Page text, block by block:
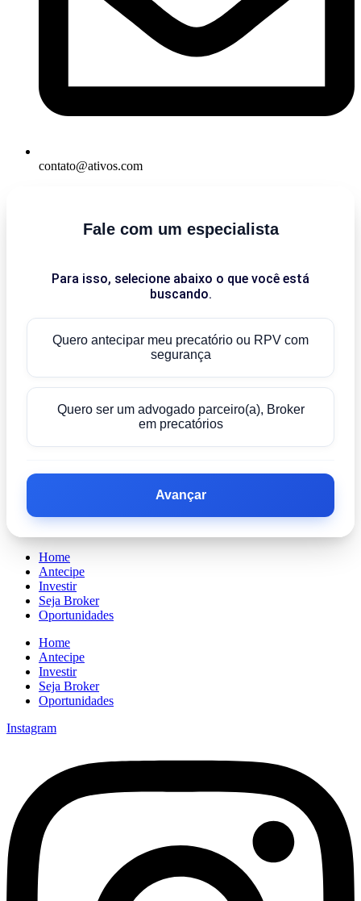
contato@ativos.com
Fale com um especialista
Para isso, selecione abaixo o que você está
buscando.
Quero antecipar meu precatório ou RPV com
segurança
Quero ser um advogado parceiro(a), Broker
em precatórios
Avançar
Home
Antecipe
Investir
Seja Broker
Oportunidades
Home
Antecipe
Investir
Seja Broker
Oportunidades
Instagram